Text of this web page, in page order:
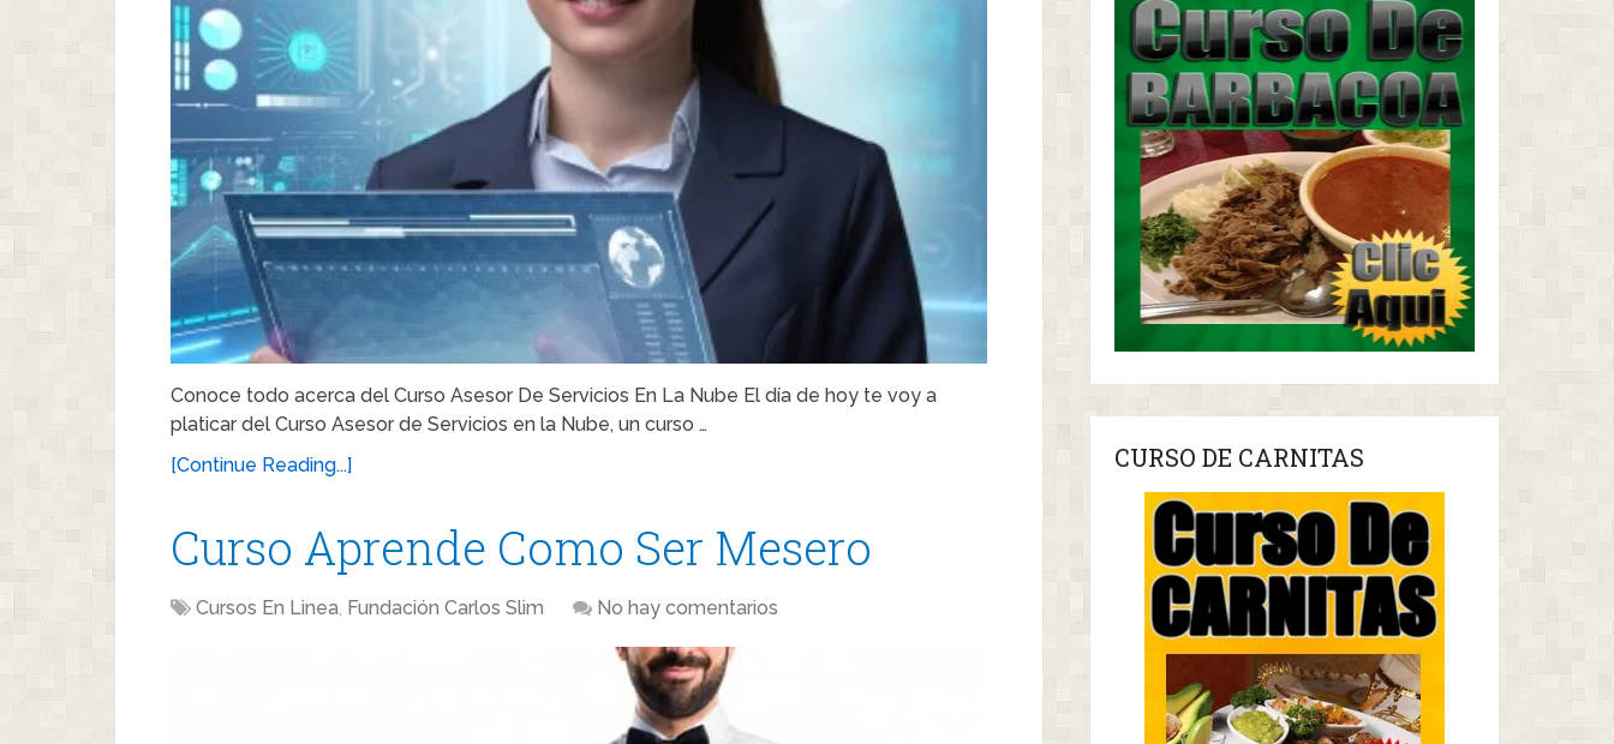
Conoce todo acerca del Curso Asesor De Servicios En La Nube El día de hoy te voy a
platicar del Curso Asesor de Servicios en la Nube, un curso …
[Continue Reading...]
Curso Aprende Como Ser Mesero
Cursos En Linea, Fundación Carlos Slim No hay comentarios
CURSO DE CARNITAS